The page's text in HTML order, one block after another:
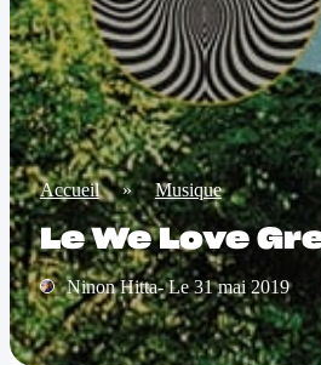
Accueil » Musique
Le We Love
Ninon Hitta- Le 31 mai 2019